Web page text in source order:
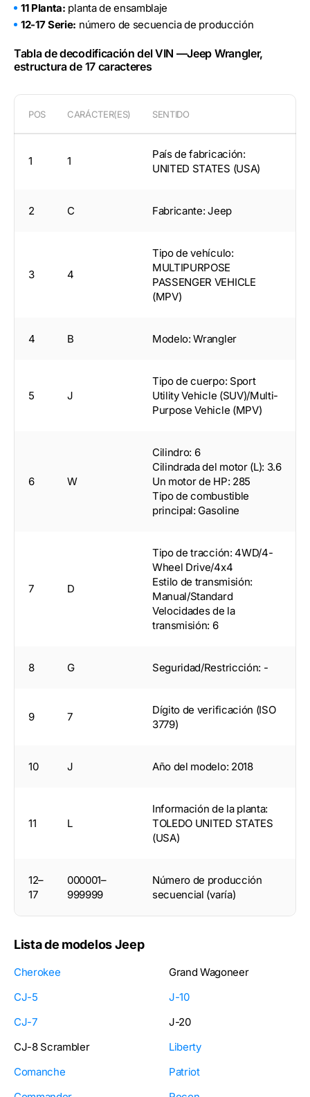
11 Planta: planta de ensamblaje
12-17 Serie: número de secuencia de producción
Tabla de decodificación del VIN —Jeep Wrangler,
estructura de 17 caracteres
POS CARÁCTER(ES) SENTIDO
1 1
País de fabricación:
UNITED STATES (USA)
2 C Fabricante: Jeep
3 4
Tipo de vehículo:
MULTIPURPOSE
PASSENGER VEHICLE
(MPV)
4 B Modelo: Wrangler
5 J
Tipo de cuerpo: Sport
Utility Vehicle (SUV)/Multi-
Purpose Vehicle (MPV)
6 W
Cilindro: 6
Cilindrada del motor (L): 3.6
Un motor de HP: 285
Tipo de combustible
principal: Gasoline
7 D
Tipo de tracción: 4WD/4-
Wheel Drive/4x4
Estilo de transmisión:
Manual/Standard
Velocidades de la
transmisión: 6
8 G Seguridad/Restricción: -
9 7
Dígito de verificación (ISO
3779)
10 J Año del modelo: 2018
11 L
Información de la planta:
TOLEDO UNITED STATES
(USA)
12–
17
000001–
999999
Número de producción
secuencial (varía)
Lista de modelos Jeep
Cherokee
CJ-5
CJ-7
CJ-8 Scrambler
Comanche
Grand Wagoneer
J-10
J-20
Liberty
Patriot